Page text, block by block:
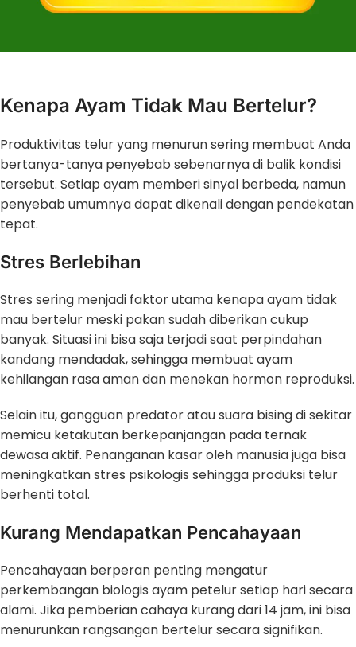
Kenapa Ayam Tidak Mau Bertelur?
Produktivitas telur yang menurun sering membuat Anda
bertanya-tanya penyebab sebenarnya di balik kondisi
tersebut. Setiap ayam memberi sinyal berbeda, namun
penyebab umumnya dapat dikenali dengan pendekatan
tepat.
Stres Berlebihan
Stres sering menjadi faktor utama kenapa ayam tidak
mau bertelur meski pakan sudah diberikan cukup
banyak. Situasi ini bisa saja terjadi saat perpindahan
kandang mendadak, sehingga membuat ayam
kehilangan rasa aman dan menekan hormon reproduksi.
Selain itu, gangguan predator atau suara bising di sekitar
memicu ketakutan berkepanjangan pada ternak
dewasa aktif. Penanganan kasar oleh manusia juga bisa
meningkatkan stres psikologis sehingga produksi telur
berhenti total.
Kurang Mendapatkan Pencahayaan
Pencahayaan berperan penting mengatur
perkembangan biologis ayam petelur setiap hari secara
alami. Jika pemberian cahaya kurang dari 14 jam, ini bisa
menurunkan rangsangan bertelur secara signifikan.